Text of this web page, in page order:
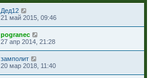
Дед12
21 май 2015, 09:46
pogranec
27 апр 2014, 21:28
замполит
20 мар 2018, 11:40